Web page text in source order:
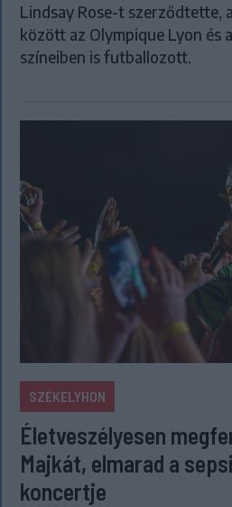
Lindsay Rose-t szerződtette,
között az Olympique Lyon és
színeiben is futballozott.
SZÉKELYHON
Életveszélyesen
Majkát, elmarad a
koncertje